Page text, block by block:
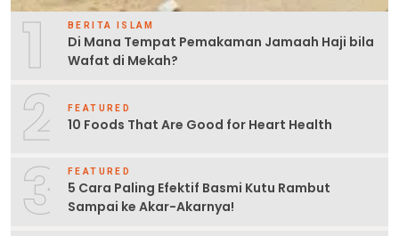
1 BERITA ISLAM
Di Mana Tempat Pemakaman Jamaah Haji bila
Wafat di Mekah?
2 FEATURED
10 Foods That Are Good for Heart Health
3 FEATURED
5 Cara Paling Efektif Basmi Kutu Rambut
Sampai ke Akar-Akarnya!